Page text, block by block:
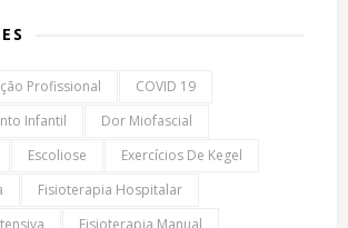
Profissional
COVID 19
Infantil
Dor Miofascial
Escoliose
Exercícios De Kegel
Fisioterapia Hospitalar